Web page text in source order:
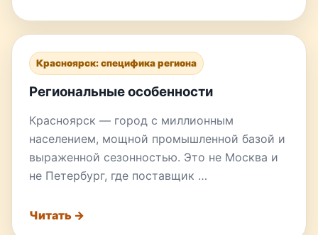
Красноярск: специфика региона
Региональные особенности
Красноярск — город с миллионным
населением, мощной промышленной базой и
выраженной сезонностью. Это не Москва и
не Петербург, где поставщик …
Читать →